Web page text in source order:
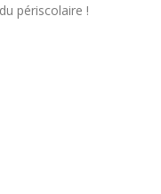
périscolaire !